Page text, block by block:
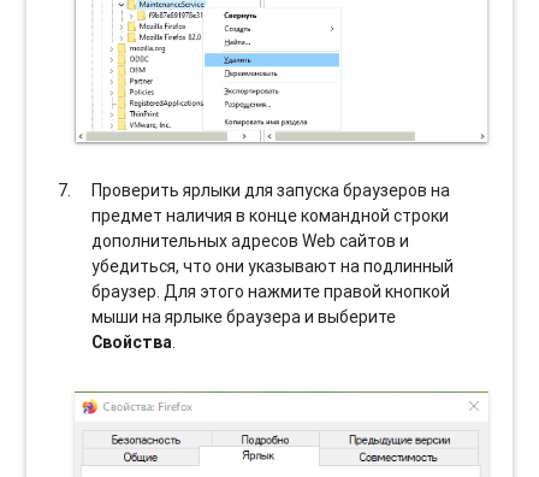
Проверить ярлыки для запуска браузеров на
предмет наличия в конце командной строки
дополнительных адресов Web сайтов и
убедиться, что они указывают на подлинный
браузер. Для этого нажмите правой кнопкой
мыши на ярлыке браузера и выберите
Свойства.